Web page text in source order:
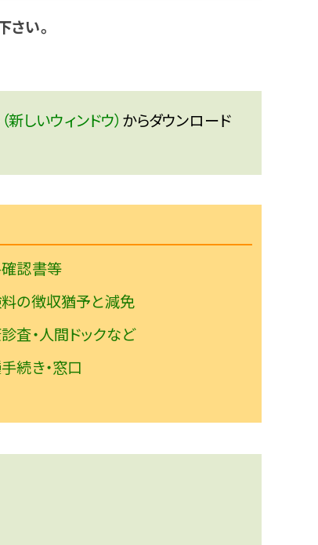
さい。
しいウィンドウ） からダウンロード
認書等
の徴収猶予と減免
査・人間ドックなど
続き・窓口